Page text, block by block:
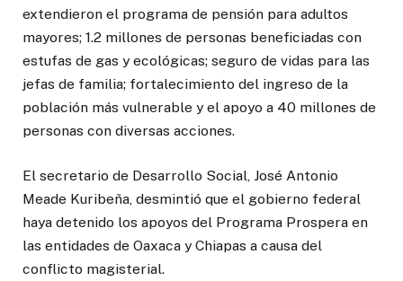
extendieron el programa de pensión para adultos
mayores; 1.2 millones de personas beneficiadas con
estufas de gas y ecológicas; seguro de vidas para las
jefas de familia; fortalecimiento del ingreso de la
población más vulnerable y el apoyo a 40 millones de
personas con diversas acciones.
El secretario de Desarrollo Social, José Antonio
Meade Kuribeña, desmintió que el gobierno federal
haya detenido los apoyos del Programa Prospera en
las entidades de Oaxaca y Chiapas a causa del
conflicto magisterial.